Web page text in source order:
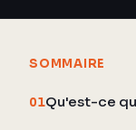
SOMMAIRE
01Qu'est-ce